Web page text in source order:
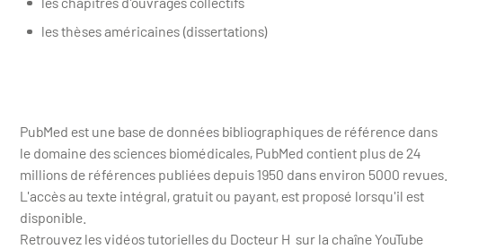
les thèses américaines (dissertations)
PubMed est une base de données bibliographiques de référence dans
le domaine des sciences biomédicales, PubMed contient plus de 24
millions de références publiées depuis 1950 dans environ 5000 revues.
L'accès au texte intégral, gratuit ou payant, est proposé lorsqu'il est
disponible.
Retrouvez les vidéos tutorielles du Docteur H sur la chaîne YouTube